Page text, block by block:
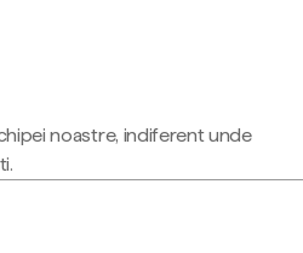
noastre, indiferent unde